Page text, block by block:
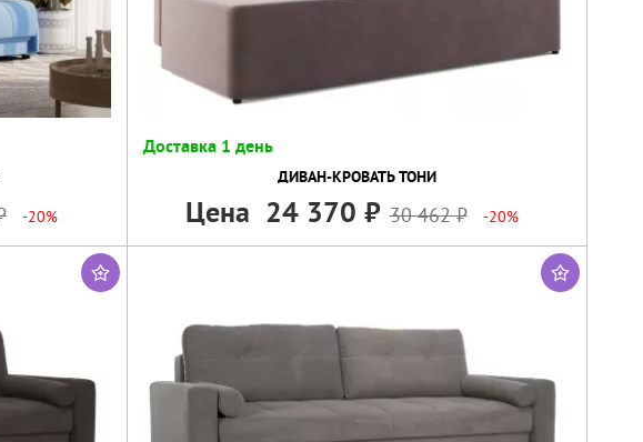
-20%
Доставка 1 день
ДИВАН-КРОВАТЬ ТОНИ
Цена 24 370 30 462 -20%